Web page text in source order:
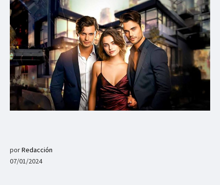
porRedacción
07/01/2024